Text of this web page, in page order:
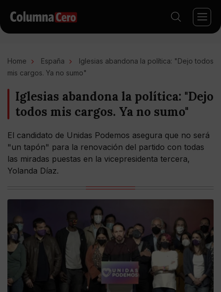
Home España
Iglesias abandona la política: "Dejo todos
mis cargos. Ya no sumo"
Iglesias abandona la política: "Dejo
todos mis cargos. Ya no sumo"
El candidato de Unidas Podemos asegura que no será
"un tapón" para la renovación del partido con todas
las miradas puestas en la vicepresidenta tercera,
Yolanda Díaz.